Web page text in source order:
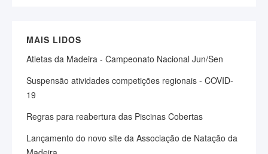
MAIS LIDOS
Atletas da Madeira - Campeonato Nacional Jun/Sen
Suspensão atividades competições regionais - COVID-
19
Regras para reabertura das Piscinas Cobertas
Lançamento do novo site da Associação de Natação da